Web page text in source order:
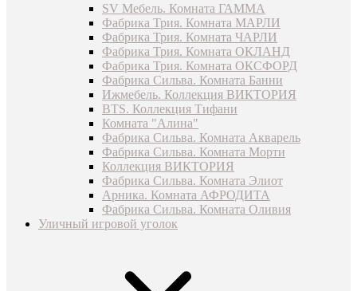
SV Мебель. Комната ГАММА
Фабрика Трия. Комната МАРЛИ
Фабрика Трия. Комната ЧАРЛИ
Фабрика Трия. Комната ОКЛАНД
Фабрика Трия. Комната ОКСФОРД
Фабрика Сильва. Комната Банни
Ижмебель. Коллекция ВИКТОРИЯ
BTS. Коллекция Тифани
Комната "Алина"
Фабрика Сильва. Комната Акварель
Фабрика Сильва. Комната Морти
Коллекция ВИКТОРИЯ
Фабрика Сильва. Комната Элиот
Арника. Комната АФРОДИТА
Фабрика Сильва. Комната Оливия
Уличный игровой уголок